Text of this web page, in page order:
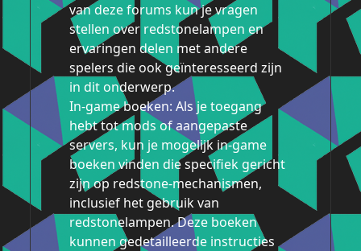
van deze forums kun je vragen
stellen over redstonelampen en
ervaringen delen met andere
spelers die ook geïnteresseerd zijn
in dit onderwerp.
In-game boeken: Als je toegang
hebt tot mods of aangepaste
servers, kun je mogelijk in-game
boeken vinden die specifiek gericht
zijn op redstone-mechanismen,
inclusief het gebruik van
redstonelampen. Deze boeken
kunnen gedetailleerde instructies